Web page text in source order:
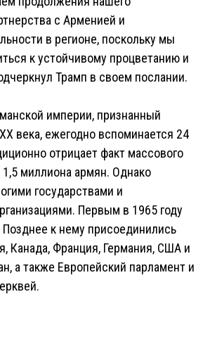
с Арменией и
в регионе, поскольку мы
к устойчивому процветанию и
Трамп в своем послании.
империи, признанный
века, ежегодно вспоминается 24
отрицает факт массового
миллиона армян. Однако
государствами и
Первым в 1965 году
Позднее к нему присоединились
Канада, Франция, Германия, США и
а также Европейский парламент и